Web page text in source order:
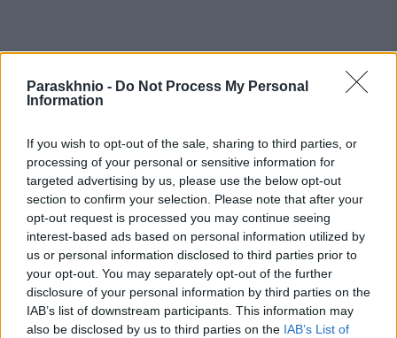
Paraskhnio - Do Not Process My Personal
Information
If you wish to opt-out of the sale, sharing to third parties, or
processing of your personal or sensitive information for
targeted advertising by us, please use the below opt-out
section to confirm your selection. Please note that after your
opt-out request is processed you may continue seeing
interest-based ads based on personal information utilized by
us or personal information disclosed to third parties prior to
your opt-out. You may separately opt-out of the further
disclosure of your personal information by third parties on the
IAB’s list of downstream participants. This information may
also be disclosed by us to third parties on the IAB’s List of